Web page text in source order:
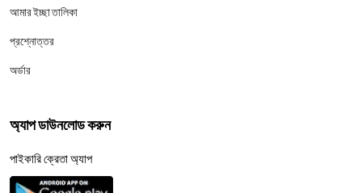
আমার ইচ্ছা তালিকা
প্রশ্নোত্তর
অর্ডার
অ্যাপ ডাউনলোড করুন
পাইকারি ক্রেতা অ্যাপ